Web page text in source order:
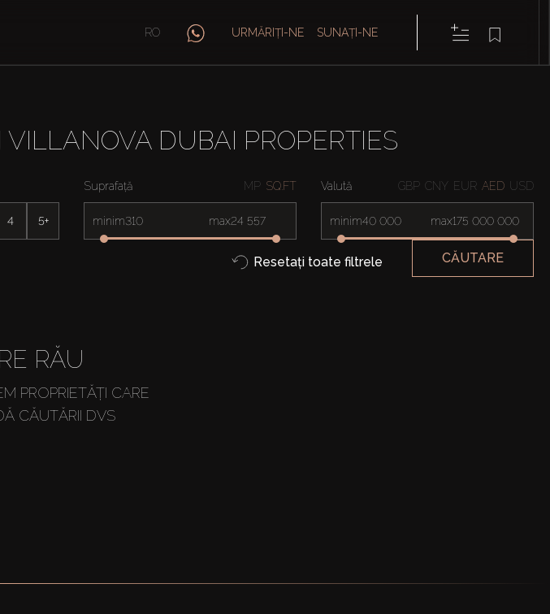
RO URMĂRIȚI-NE SUNAȚI-NE
DUBAI PROPERTIES
4 5+
Suprafață MP SQ.FT
minim max
Valută GBP CNY EUR AED USD
minim max
Resetați toate filtrele CĂUTARE
RĂU
PROPRIETĂȚI CARE
CĂUTĂRII DVS